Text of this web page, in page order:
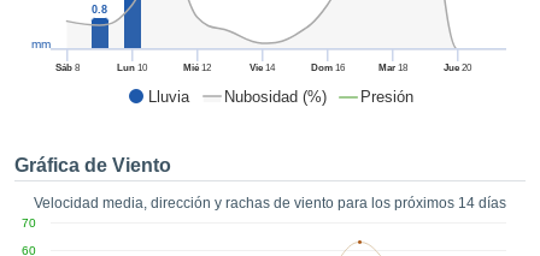
ya sean
en
así como
un perfil
Lluvia Nubosidad (%) Presión
Sáb8 Lun 10 Mié 12 Vie 14 Dom16 Mar18 Jue 20
mm
0.8
Gráfica de Viento
Velocidad media, dirección y rachas de viento para los próximos 14 días
60
70